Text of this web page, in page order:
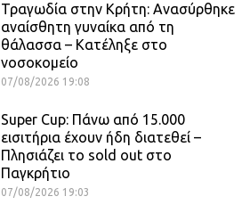
Τραγωδία στην Κρήτη: Ανασύρθηκε
αναίσθητη γυναίκα από τη
θάλασσα – Κατέληξε στο
νοσοκομείο
07/08/2026 19:08
Super Cup: Πάνω από 15.000
εισιτήρια έχουν ήδη διατεθεί –
Πλησιάζει το sold out στο
Παγκρήτιο
07/08/2026 19:03